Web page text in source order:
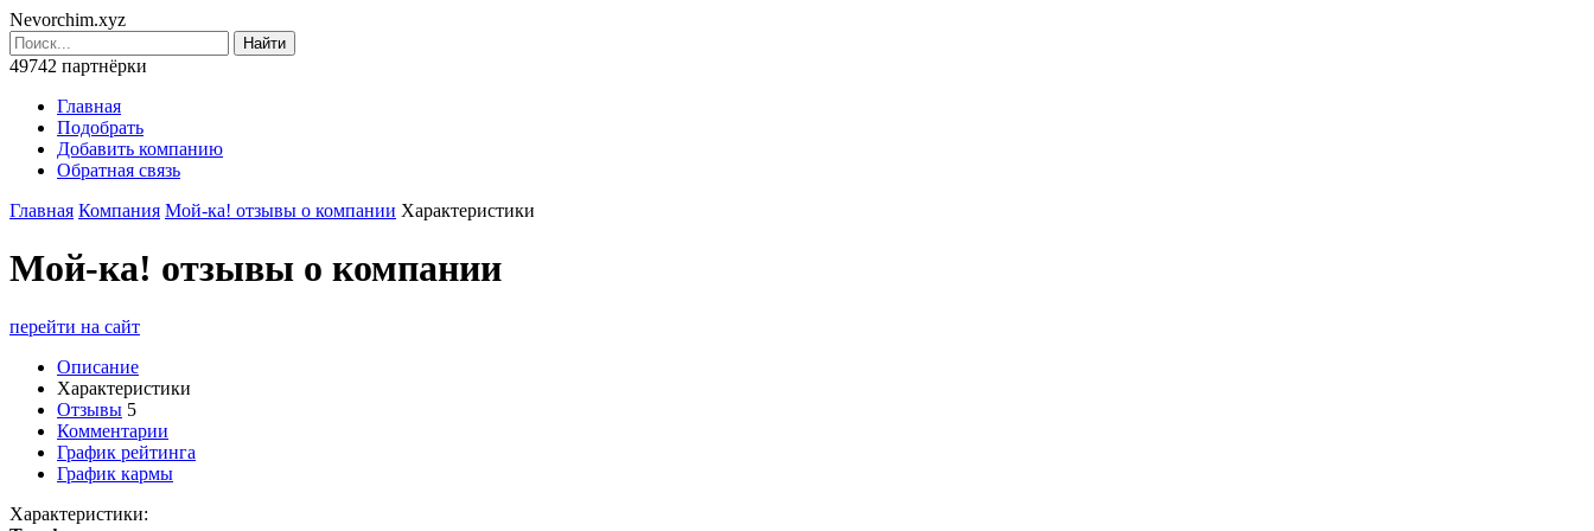
Nevorchim.xyz
49742 партнёрки
Главная
Подобрать
Добавить компанию
Обратная связь
Главная Компания Мой-ка! отзывы о компании Характеристики
Мой-ка! отзывы о компании
перейти на сайт
Описание
Характеристики
Отзывы 5
Комментарии
График рейтинга
График кармы
Характеристики: